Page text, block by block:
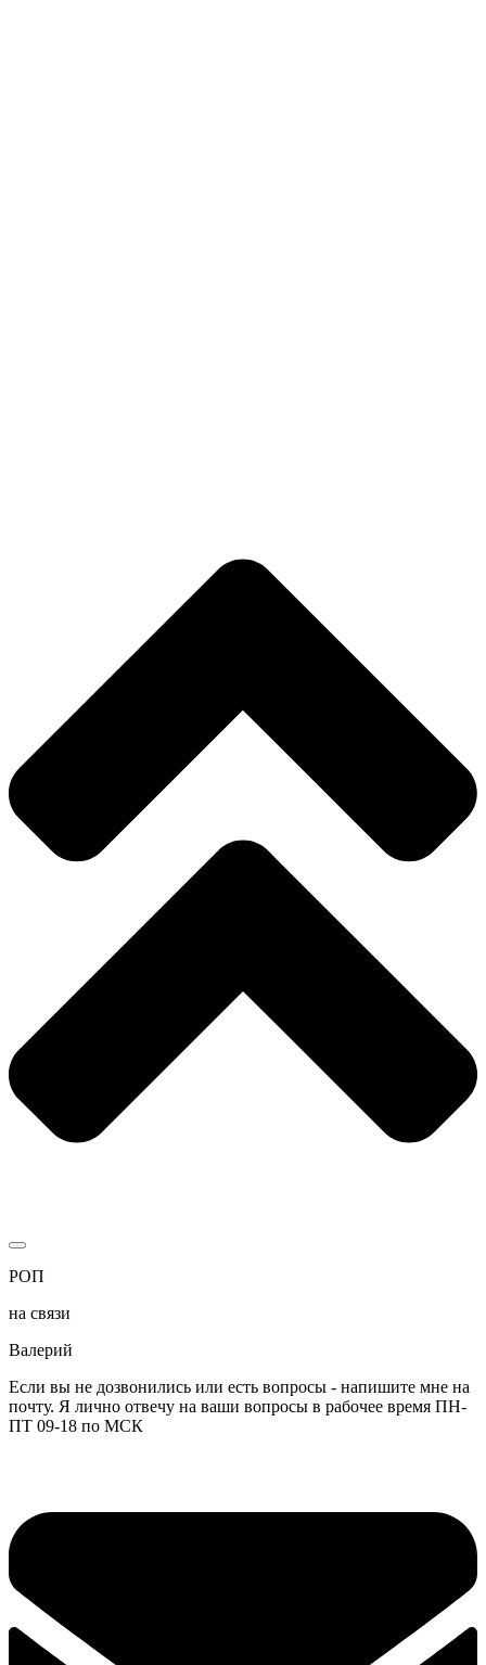
РОП
на связи
Валерий
Если вы не дозвонились или есть вопросы - напишите мне на
почту. Я лично отвечу на ваши вопросы в рабочее время ПН-
ПТ 09-18 по МСК